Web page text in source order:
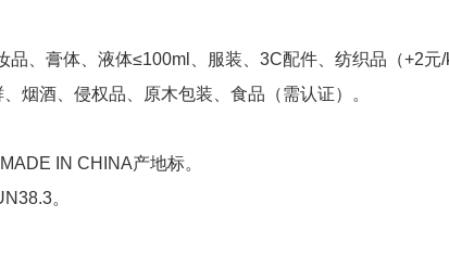
、膏体、液体≤100ml、服装、3C配件、纺织品（+2元/
烟酒、侵权品、原木包装、食品（需认证）。
IN CHINA产地标。
。